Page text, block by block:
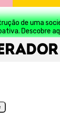
de uma
Descobre